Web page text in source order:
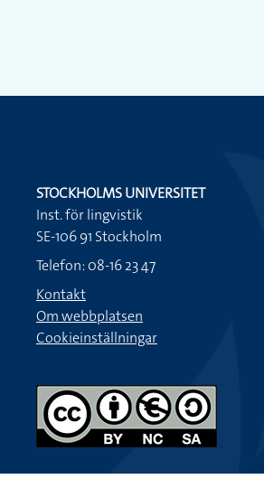
STOCKHOLMS UNIVERSITET
Inst. för lingvistik
SE-106 91 Stockholm
Telefon: 08-16 23 47
Kontakt
Om webbplatsen
Cookieinställningar